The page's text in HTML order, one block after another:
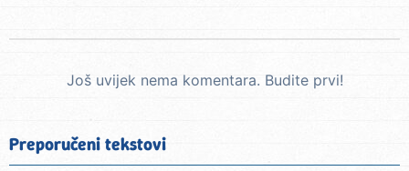
Još uvijek nema komentara. Budite prvi!
Preporučeni tekstovi